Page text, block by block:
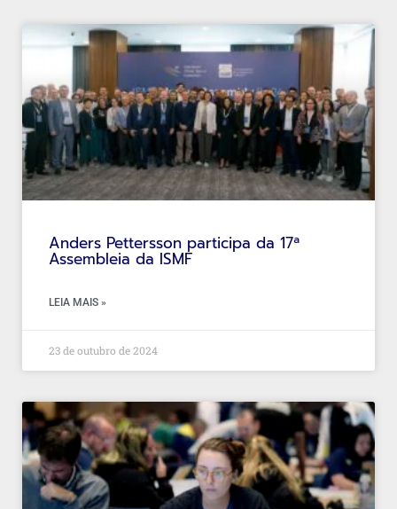
Anders Pettersson participa da 17ª
Assembleia da ISMF
LEIA MAIS »
23 de outubro de 2024